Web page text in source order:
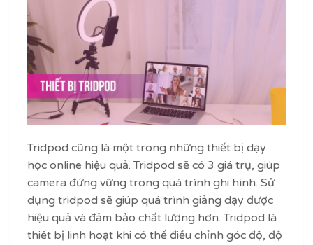
Tridpod cũng là một trong những thiết bị dạy
học online hiệu quả. Tridpod sẽ có 3 giá trụ, giúp
camera đứng vững trong quá trình ghi hình. Sử
dụng tridpod sẽ giúp quá trình giảng dạy được
hiệu quả và đảm bảo chất lượng hơn. Tridpod là
thiết bị linh hoạt khi có thể điều chỉnh góc độ, độ